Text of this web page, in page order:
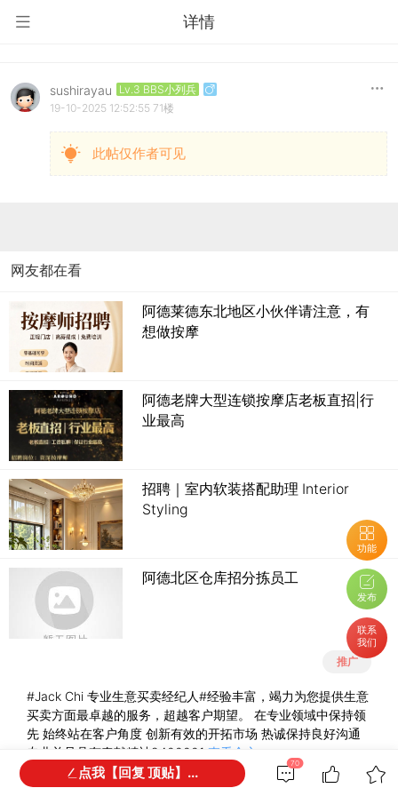
详情
功能
发布
联系
我们
sushirayau
Lv.3 BBS小列兵
19-10-2025 12:52:55 71楼
此帖仅作者可见
网友都在看
阿德莱德东北地区小伙伴请注意，有
想做按摩
阿德老牌大型连锁按摩店老板直招|行
业最高
招聘｜室内软装搭配助理 Interior
Styling
阿德北区仓库招分拣员工
推广
#Jack Chi 专业生意买卖经纪人#经验丰富，竭力为您提供生意
买卖方面最卓越的服务，超越客户期望。 在专业领域中保持领
先 始终站在客户角度 创新有效的开拓市场 热诚保持良好沟通
专业并且具有奉献精神2400001 查看全文
70
点我【回复 顶贴】...